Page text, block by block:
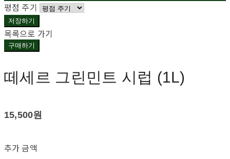
평점 주기
저장하기
목록으로 가기
구매하기
떼세르 그린민트 시럽 (1L)
15,500원
추가 금액